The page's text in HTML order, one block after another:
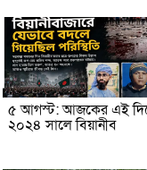
৫ আগস্ট: আজকের এই
২০২৪ সালে বিয়ানীব